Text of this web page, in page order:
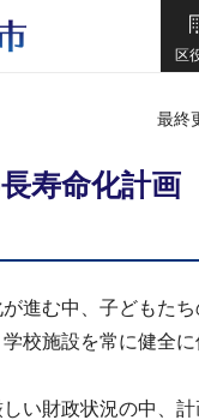
区
最終
寿命化計画
進む中、子どもた
校施設を常に健全に
い財政状況の中、